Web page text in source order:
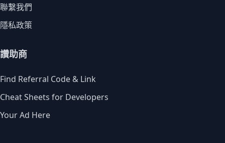
聯繫我們
隱私政策
讚助商
Find Referral Code & Link
Cheat Sheets for Developers
Your Ad Here